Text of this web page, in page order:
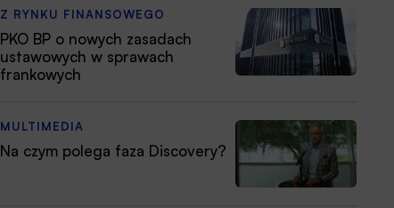
Z RYNKU FINANSOWEGO
PKO BP o nowych zasadach
ustawowych w sprawach
frankowych
MULTIMEDIA
Na czym polega faza Discovery?